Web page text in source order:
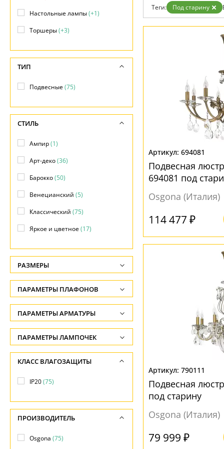
Теги: Под старину
694081
Подвесная
694081 под
Osgona (Италия)
114 477 ₽
790111
Подвесная
под старину
Osgona (Италия)
79 999 ₽
Настольные лампы(+1)
Торшеры(+3)
ТИП
Подвесные(75)
СТИЛЬ
Ампир(1)
Арт-деко(36)
Барокко(50)
Венецианский (5)
Классический (75)
Яркое и цветное(17)
РАЗМЕРЫ
Высота, см
-
Глубина, см
-
Ширина, см
-
Диаметр врезного отверстия, см
Диаметр, см
ПАРАМЕТРЫ ПЛАФОНОВ
ФОРМА ПЛАФОНА
Без плафона(75)
ПОВЕРХНОСТЬ
Без плафона
ПАРАМЕТРЫ АРМАТУРЫ
ЦВЕТ АРМАТУРЫ
Белый(7)
Золото(28)
Золотой(33)
ПАРАМЕТРЫ ЛАМПОЧЕК
Количество ламп
-
Общая мощность ламп
-
Напряжение
КЛАСС ВЛАГОЗАЩИТЫ
IP20(75)
ПРОИЗВОДИТЕЛЬ
Osgona (75)